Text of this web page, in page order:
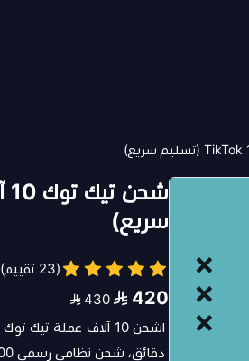
سريع)
(23 تقييم)
420
430